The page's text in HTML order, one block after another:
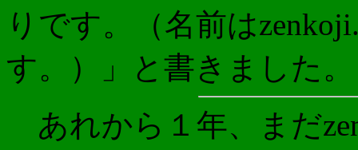
りです。（名前は
す。）」と書きました。
あれから１年、まだ